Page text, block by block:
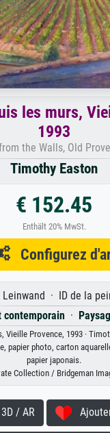
les murs,
1993
the Walls, Old
Timothy Easton
€ 152.45
Enthält 20% MwSt.
Configurez
· ID de la
contemporain ·
Vieille Provence, 1993 ·
papier photo, carton
papier japonais.
Collection / Bridgeman
/ AR